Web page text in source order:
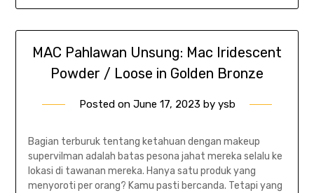
MAC Pahlawan Unsung: Mac Iridescent
Powder / Loose in Golden Bronze
Posted on June 17, 2023 by ysb
Bagian terburuk tentang ketahuan dengan makeup
supervilman adalah batas pesona jahat mereka selalu ke
lokasi di tawanan mereka. Hanya satu produk yang
menyoroti per orang? Kamu pasti bercanda. Tetapi yang